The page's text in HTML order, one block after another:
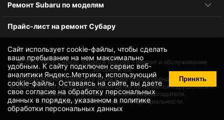
Сайт использует cookie-файлы, чтобы сделать
ваше пребывание на нем максимально
удобным. К cайту подключен сервис веб-
аналитики Яндекс.Метрика, использующий
cookie-файлы. Оставаясь на сайте, вы даете
своесогласие на обработку персональных
данных в порядке, указанном в политике
обработки персональных данных
Принять
Ремонт Subaru по моделям
Прайс-лист на ремонт Субару
© 2010-2026Сервис Subaru в Москве – ремонт и обслуживание
автомобилей
Использование товарного знака и логотипов бренда происходит
исключительно в информационных целях не является нарушением и
не требует получения согласия правообладателя.
Защита данных и политика конфиденциальности.